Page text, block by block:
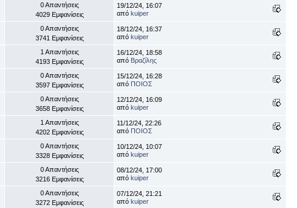
0 Απαντήσεις
4029 Εμφανίσεις
19/12/24, 16:07
από kuiper
0 Απαντήσεις
3741 Εμφανίσεις
18/12/24, 16:37
από kuiper
1 Απαντήσεις
4193 Εμφανίσεις
16/12/24, 18:58
από Βραζίλης
0 Απαντήσεις
3597 Εμφανίσεις
15/12/24, 16:28
από ΠΟΙΟΣ
0 Απαντήσεις
3658 Εμφανίσεις
12/12/24, 16:09
από kuiper
1 Απαντήσεις
4202 Εμφανίσεις
11/12/24, 22:26
από ΠΟΙΟΣ
0 Απαντήσεις
3328 Εμφανίσεις
10/12/24, 10:07
από kuiper
0 Απαντήσεις
3216 Εμφανίσεις
08/12/24, 17:00
από kuiper
0 Απαντήσεις
3272 Εμφανίσεις
07/12/24, 21:21
από kuiper